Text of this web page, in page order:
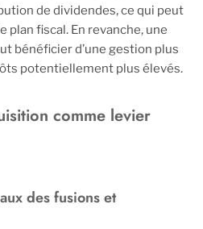
de dividendes, ce qui peut
plan fiscal. En revanche, une
bénéficier d’une gestion plus
potentiellement plus élevés.
comme levier
des fusions et